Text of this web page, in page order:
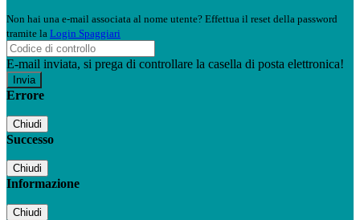
Non hai una e-mail associata al nome utente? Effettua il reset della password
tramite la Login Spaggiari
E-mail inviata, si prega di controllare la casella di posta elettronica!
Errore
Chiudi
Successo
Chiudi
Informazione
Chiudi